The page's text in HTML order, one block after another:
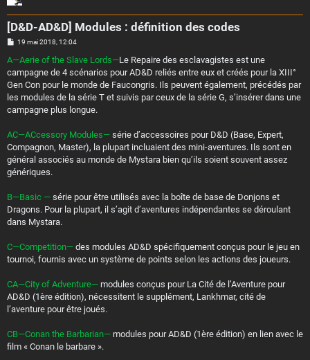
[D&D-AD&D] Modules : définition des codes
M
a
g
19 mai 2018, 12:04
A—Aerie of the Slave Lords—Le Repaire des esclavagistes est une
campagne de 4 scénarios pour AD&D reliés entre eux et créés pour la XIII°
Gen Con pour le monde de Faucongris. Ils peuvent également, précédés par
les modules de la série T et suivis par ceux de la série G, s’insérer dans une
campagne plus longue.
AC—ACcessory Modules— série d’accessoires pour D&D (Base, Expert,
Compagnon, Master), la plupart incluaient des mini-aventures. Ils sont en
général associés au monde de Mystara bien qu’ils soient souvent assez
génériques.
B—Basic — série pour être utilisés avec la boîte de base de Donjons et
Dragons. Pour la plupart, il s’agit d’aventures indépendantes se déroulant
dans Mystara.
C—Competition— des modules AD&D spécifiquement conçus pour le jeu en
tournoi, fournis avec un système de points selon les actions des joueurs.
CA—City of Adventure— modules conçus pour La Cité de l’Aventure pour
AD&D (1ère édition), nécessitent le supplément, Lankhmar, cité de
l’aventure pour être joués.
CB—Conan the Barbarian— modules pour AD&D (1ère édition) en lien avec le
film « Conan le barbare ».